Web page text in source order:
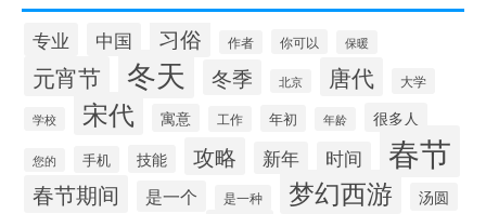
专业 中国 习俗 作者 你可以 保暖
元宵节 冬天 冬季 北京 唐代 大学
学校 宋代 寓意 工作 年初 年龄 很多人
您的 手机 技能 攻略 新年 时间 春节
春节期间 是一个 是一种 梦幻西游 汤圆